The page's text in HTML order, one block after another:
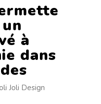
à
dans
Joli Design